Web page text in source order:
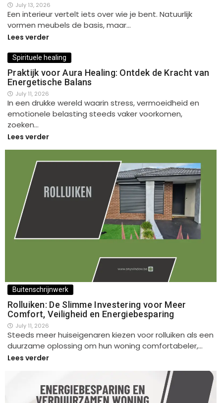
July 13, 2026
Een interieur vertelt iets over wie je bent. Natuurlijk
vormen meubels de basis, maar…
Lees verder
Spirituele healing
Praktijk voor Aura Healing: Ontdek de Kracht van
Energetische Balans
July 11, 2026
In een drukke wereld waarin stress, vermoeidheid en
emotionele belasting steeds vaker voorkomen,
zoeken…
Lees verder
Buitenschrijnwerk
Rolluiken: De Slimme Investering voor Meer
Comfort, Veiligheid en Energiebesparing
July 11, 2026
Steeds meer huiseigenaren kiezen voor rolluiken als een
duurzame oplossing om hun woning comfortabeler,…
Lees verder